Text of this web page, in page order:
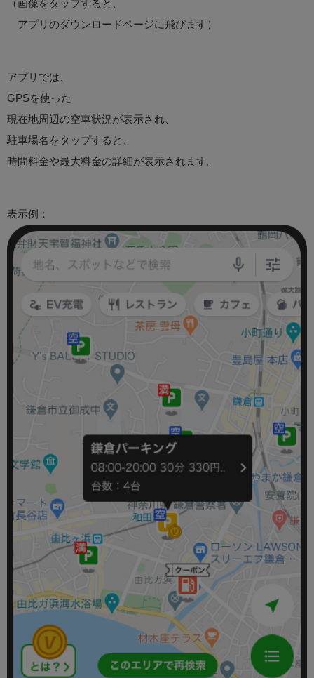
（画像をタップすると、
アプリのダウンロードページに飛びます）
アプリでは、
GPSを使った
現在地周辺の空車状況が表示され、
駐車場名をタップすると、
時間料金や最大料金の詳細が表示されます。
表示例：